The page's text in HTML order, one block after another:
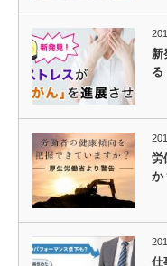
新
る
労
か
仕